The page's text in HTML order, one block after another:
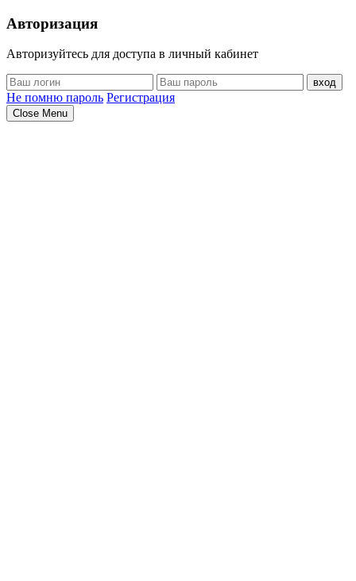
Авторизация
Авторизуйтесь для доступа в личный кабинет
вход
Не помню пароль Регистрация
Close Menu